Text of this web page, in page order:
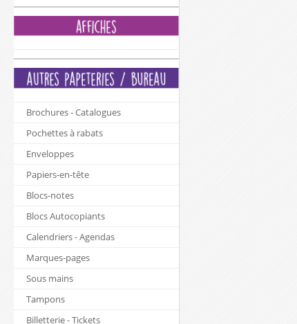
Brochures - Catalogues
Pochettes à rabats
Enveloppes
Papiers-en-tête
Blocs-notes
Blocs Autocopiants
Calendriers - Agendas
Marques-pages
Sous mains
Tampons
Billetterie - Tickets